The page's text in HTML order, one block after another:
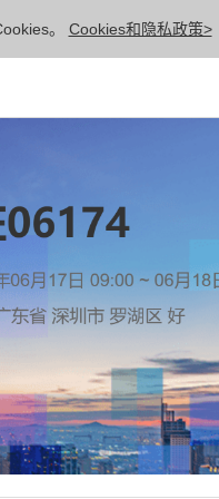
。 Cookies和隐私政策>